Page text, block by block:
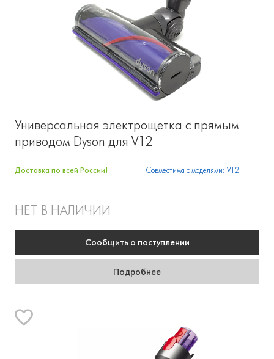
Универсальная электрощетка с прямым
приводом Dyson для V12
Доставка по всей России! Совместима с моделями: V12
НЕТ В НАЛИЧИИ
Сообщить о поступлении
Подробнее